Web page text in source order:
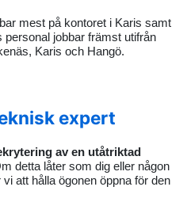
mest på kontoret i Karis samt
jobbar främst utifrån
Karis och Hangö.
expert
av en utåtriktad
detta låter som dig eller någon
att hålla ögonen öppna för den